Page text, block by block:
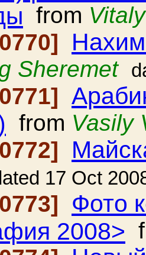
from
Sheremet
from Vasily
17 Oct
Фото
2008>